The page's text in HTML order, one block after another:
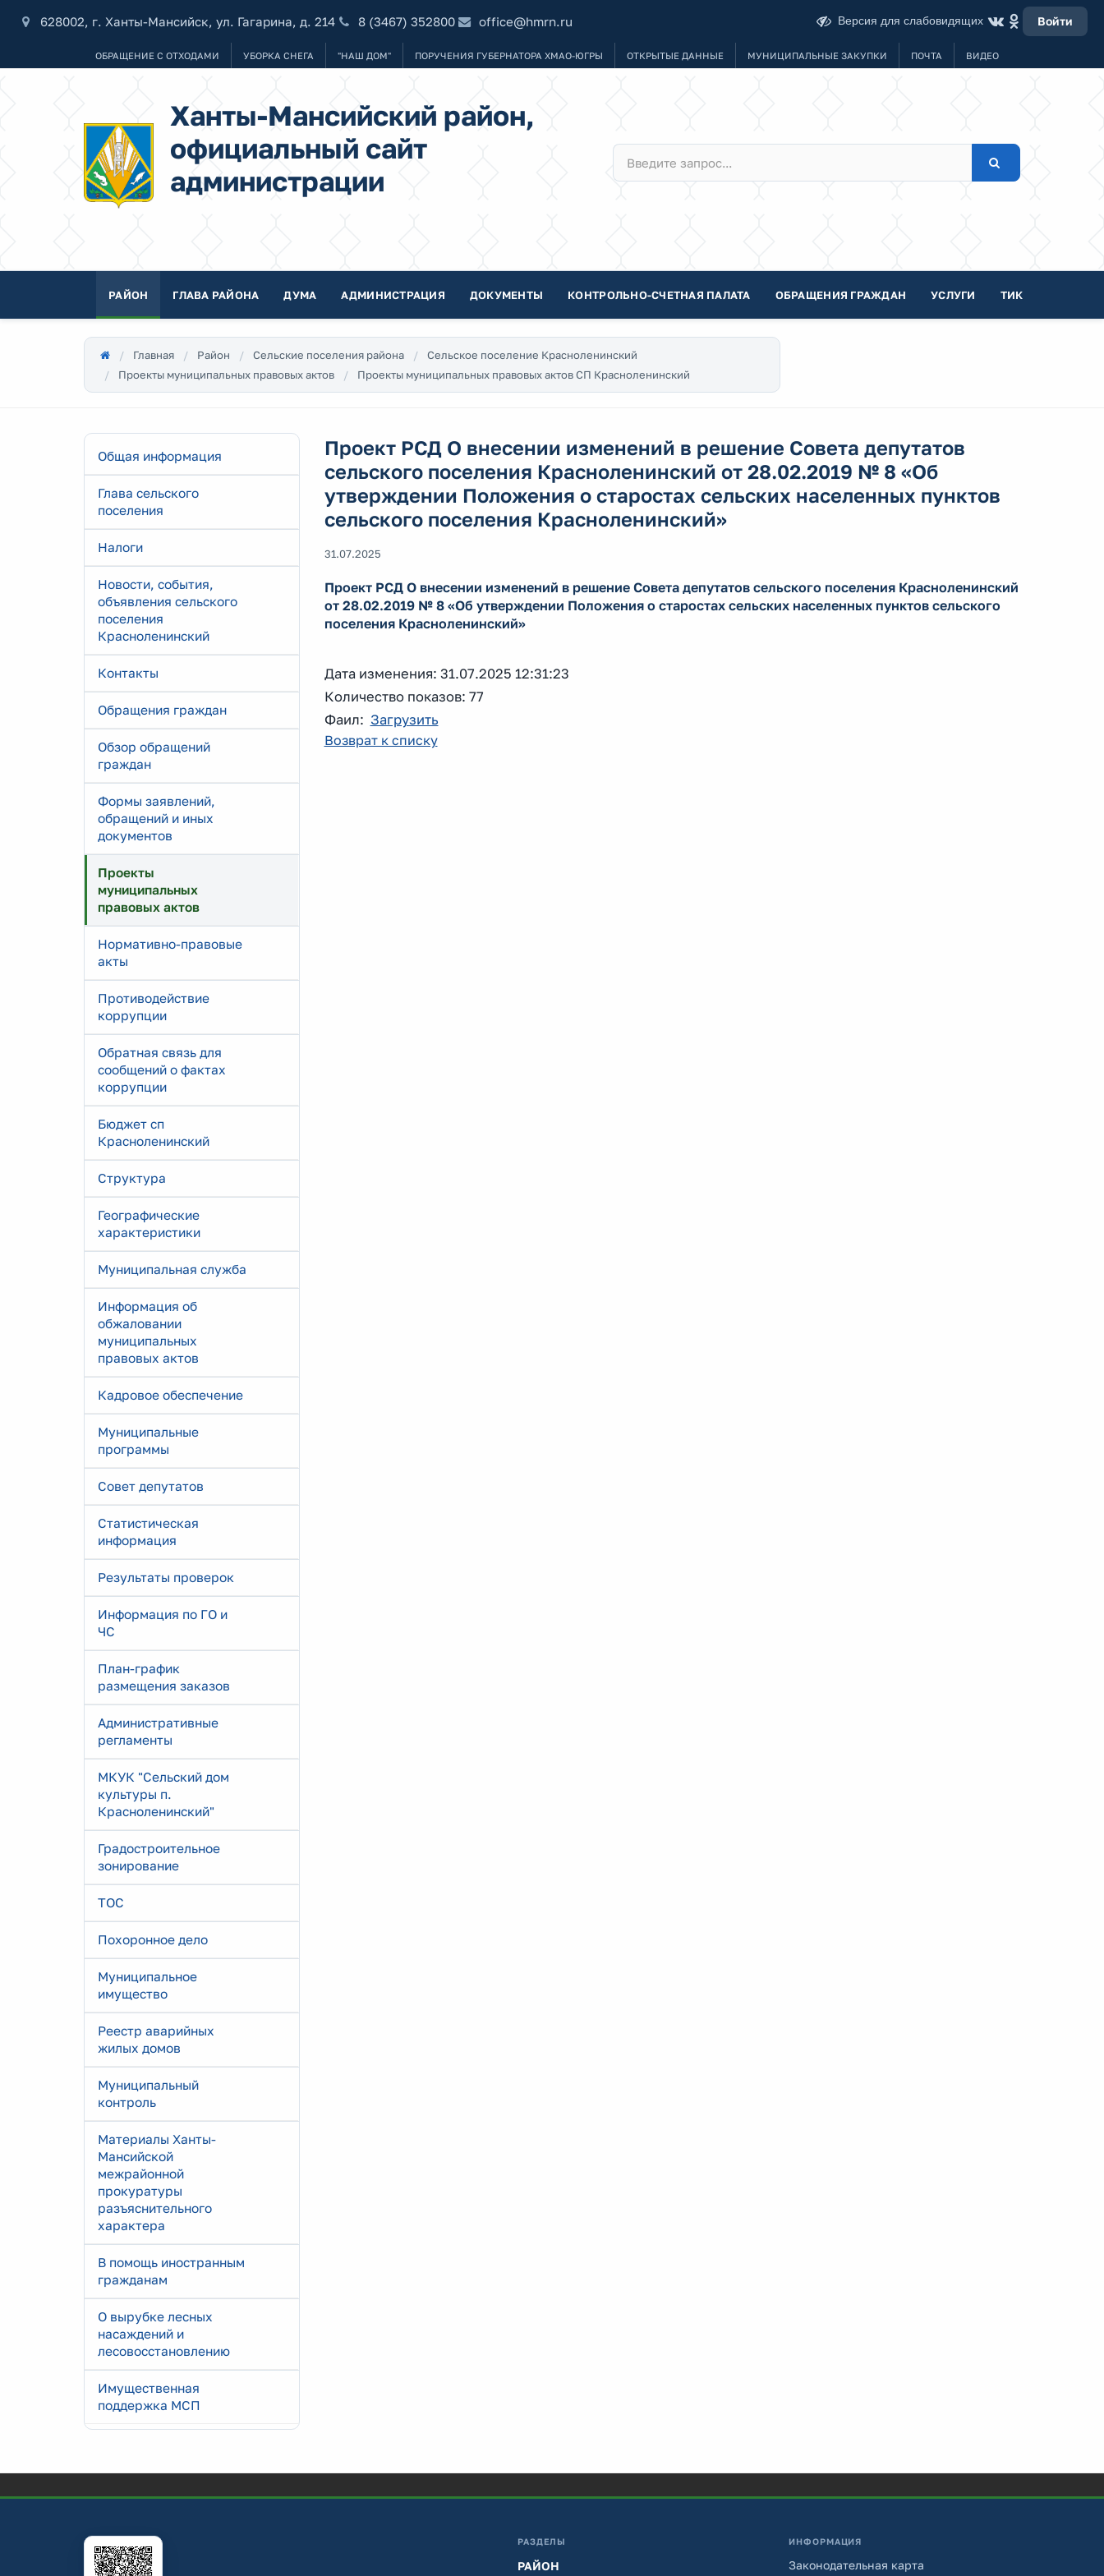
628002, г. Ханты-Мансийск, ул. Гагарина, д. 214 8 (3467) 352800 office@hmrn.ru Версия для слабовидящих Войти
ОБРАЩЕНИЕ С ОТХОДАМИ УБОРКА СНЕГА "НАШ ДОМ" ПОРУЧЕНИЯ ГУБЕРНАТОРА ХМАО-ЮГРЫ ОТКРЫТЫЕ ДАННЫЕ МУНИЦИПАЛЬНЫЕ ЗАКУПКИ ПОЧТА ВИДЕО
Ханты-Мансийский район,
официальный сайт
администрации
РАЙОН ГЛАВА РАЙОНА ДУМА АДМИНИСТРАЦИЯ ДОКУМЕНТЫ КОНТРОЛЬНО-СЧЕТНАЯ ПАЛАТА ОБРАЩЕНИЯ ГРАЖДАН УСЛУГИ ТИК
Главная Район Сельские поселения района
Сельское поселение Красноленинский
Проекты муниципальных правовых актов
Проекты муниципальных правовых актов СП Красноленинский
Общая информация
Глава сельского
поселения
Налоги
Новости, события,
объявления сельского
поселения
Красноленинский
Контакты
Обращения граждан
Обзор обращений
граждан
Формы заявлений,
обращений и иных
документов
Проекты
муниципальных
правовых актов
Нормативно-правовые
акты
Противодействие
коррупции
Обратная связь для
сообщений о фактах
коррупции
Бюджет сп
Красноленинский
Структура
Географические
характеристики
Муниципальная служба
Информация об
обжаловании
муниципальных
правовых актов
Кадровое обеспечение
Муниципальные
программы
Совет депутатов
Статистическая
информация
Результаты проверок
Информация по ГО и
ЧС
План-график
размещения заказов
Административные
регламенты
МКУК "Сельский дом
культуры п.
Красноленинский"
Градостроительное
зонирование
ТОС
Похоронное дело
Муниципальное
имущество
Реестр аварийных
жилых домов
Муниципальный
контроль
Материалы Ханты-
Мансийской
межрайонной
прокуратуры
разъяснительного
характера
В помощь иностранным
гражданам
О вырубке лесных
насаждений и
лесовосстановлению
Имущественная
поддержка МСП
Проект РСД О внесении изменений в решение Совета депутатов
сельского поселения Красноленинский от 28.02.2019 № 8 «Об
утверждении Положения о старостах сельских населенных пунктов
сельского поселения Красноленинский»
31.07.2025
Проект РСД О внесении изменений в решение Совета депутатов сельского поселения Красноленинский
от 28.02.2019 № 8 «Об утверждении Положения о старостах сельских населенных пунктов сельского
поселения Красноленинский»
Дата изменения: 31.07.2025 12:31:23
Количество показов: 77
Фаил: Загрузить
Возврат к списку
РАЗДЕЛЫ
РАЙОН
ИНФОРМАЦИЯ
Законодательная карта